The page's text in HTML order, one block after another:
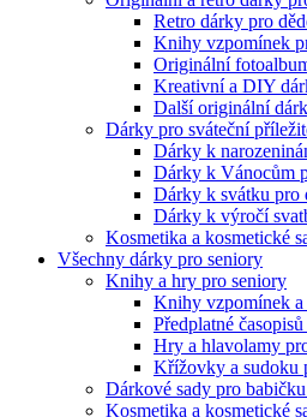
Retro dárky pro
Knihy vzpomínek
Originální
Kreativní a DIY
Další originální
Dárky pro sváteční
Dárky k
Dárky k Vánocům
Dárky k svátku pro
Dárky k výročí
Kosmetika a kosmetické
Všechny dárky pro seniory
Knihy a hry pro seniory
Knihy vzpomínek
Předplatné
Hry a hlavolamy
Křížovky a sudoku
Dárkové sady pro
Kosmetika a kosmetické